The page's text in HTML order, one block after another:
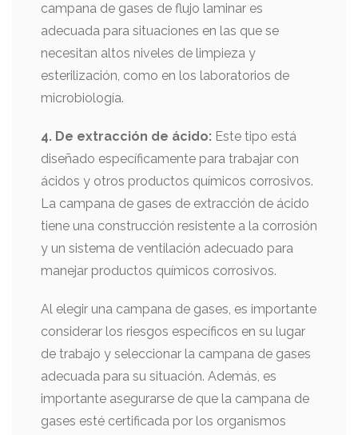
campana de gases de flujo laminar es
adecuada para situaciones en las que se
necesitan altos niveles de limpieza y
esterilización, como en los laboratorios de
microbiología.
4. De extracción de ácido: Este tipo está
diseñado específicamente para trabajar con
ácidos y otros productos químicos corrosivos.
La campana de gases de extracción de ácido
tiene una construcción resistente a la corrosión
y un sistema de ventilación adecuado para
manejar productos químicos corrosivos.
Al elegir una campana de gases, es importante
considerar los riesgos específicos en su lugar
de trabajo y seleccionar la campana de gases
adecuada para su situación. Además, es
importante asegurarse de que la campana de
gases esté certificada por los organismos